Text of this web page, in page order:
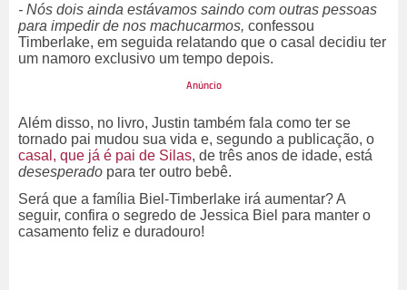
- Nós dois ainda estávamos saindo com outras pessoas
para impedir de nos machucarmos, confessou
Timberlake, em seguida relatando que o casal decidiu ter
um namoro exclusivo um tempo depois.
Além disso, no livro, Justin também fala como ter se
tornado pai mudou sua vida e, segundo a publicação, o
casal, que já é pai de Silas, de três anos de idade, está
desesperado para ter outro bebê.
Será que a família Biel-Timberlake irá aumentar? A
seguir, confira o segredo de Jessica Biel para manter o
casamento feliz e duradouro!